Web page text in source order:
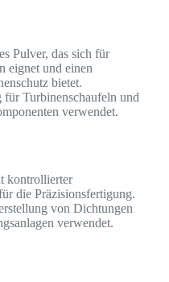
Pulver, das sich für
eignet und einen
bietet.
Turbinenschaufeln und
verwendet.
kontrollierter
die Präzisionsfertigung.
von Dichtungen
verwendet.